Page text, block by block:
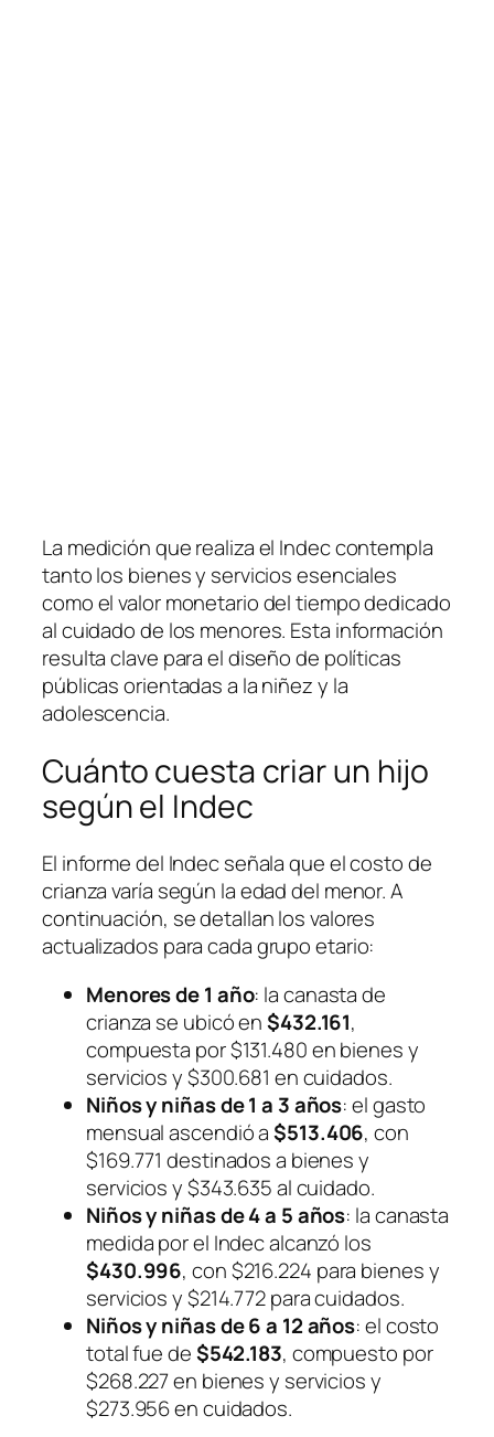
La medición que realiza el Indec contempla
tanto los bienes y servicios esenciales
como el valor monetario del tiempo dedicado
al cuidado de los menores. Esta información
resulta clave para el diseño de políticas
públicas orientadas a la niñez y la
adolescencia.
Cuánto cuesta criar un hijo
según el Indec
El informe del Indec señala que el costo de
crianza varía según la edad del menor. A
continuación, se detallan los valores
actualizados para cada grupo etario:
Menores de 1 año: la canasta de
crianza se ubicó en$432.161,
compuesta por $131.480 en bienes y
servicios y $300.681 en cuidados.
Niños y niñas de 1 a 3 años: el gasto
mensual ascendió a$513.406, con
$169.771 destinados a bienes y
servicios y $343.635 al cuidado.
Niños y niñas de 4 a 5 años: la canasta
medida por el Indec alcanzó los
$430.996, con $216.224 para bienes y
servicios y $214.772 para cuidados.
Niños y niñas de 6 a 12 años: el costo
total fue de$542.183, compuesto por
$268.227 en bienes y servicios y
$273.956 en cuidados.